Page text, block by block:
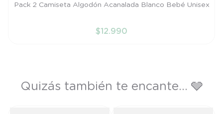
Talla
Pack 2 Camiseta Algodón Acanalada Blanco Bebé Unisex
$12.990
Quizás también te encante... 🩶